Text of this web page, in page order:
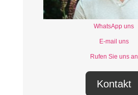
WhatsApp uns
E-mail uns
Rufen Sie uns an
Kontakt